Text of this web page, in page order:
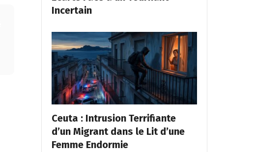
Incertain
Ceuta : Intrusion Terrifiante
d’un Migrant dans le Lit d’une
Femme Endormie